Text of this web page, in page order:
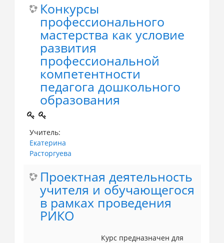
Конкурсы
профессионального
мастерства как условие
развития
профессиональной
компетентности
педагога дошкольного
образования
Учитель:
Екатерина
Расторгуева
Проектная деятельность
учителя и обучающегося
в рамках проведения
РИКО
Курс предназначен для